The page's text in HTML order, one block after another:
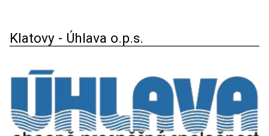
Klatovy - Úhlava o.p.s.